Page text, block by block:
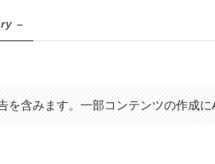
–
を含みます。一部コンテンツの作成